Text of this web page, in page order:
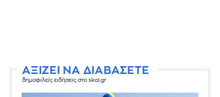
ΑΞΙΖΕΙ ΝΑ ΔΙΑΒΑΣΕΤΕ
δημοφιλείς ειδήσεις στο skai.gr